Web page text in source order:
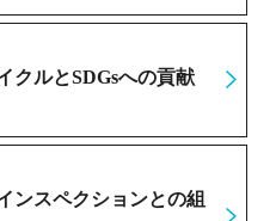
クルとSDGsへの貢献
ンスペクションとの組